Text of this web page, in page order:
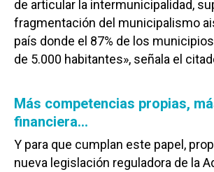
de articular la intermunicipalidad,
fragmentación del municipalismo
país donde el 87% de los
de 5.000 habitantes», señala el
Más competencias propias,
financiera…
Y para que cumplan este papel,
nueva legislación reguladora de la